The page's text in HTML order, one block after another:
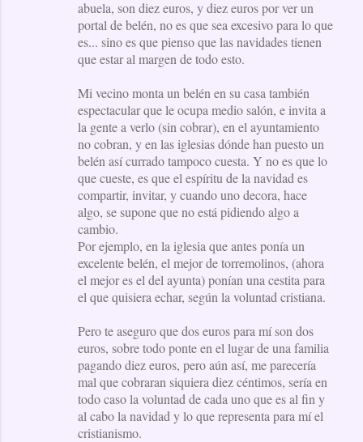
abuela, son diez euros, y diez euros por ver un
portal de belén, no es que sea excesivo para lo que
es... sino es que pienso que las navidades tienen
que estar al margen de todo esto.
Mi vecino monta un belén en su casa también
espectacular que le ocupa medio salón, e invita a
la gente a verlo (sin cobrar), en el ayuntamiento
no cobran, y en las iglesias dónde han puesto un
belén así currado tampoco cuesta. Y no es que lo
que cueste, es que el espíritu de la navidad es
compartir, invitar, y cuando uno decora, hace
algo, se supone que no está pidiendo algo a
cambio.
Por ejemplo, en la iglesia que antes ponía un
excelente belén, el mejor de torremolinos, (ahora
el mejor es el del ayunta) ponían una cestita para
el que quisiera echar, según la voluntad cristiana.
Pero te aseguro que dos euros para mí son dos
euros, sobre todo ponte en el lugar de una familia
pagando diez euros, pero aún así, me parecería
mal que cobraran siquiera diez céntimos, sería en
todo caso la voluntad de cada uno que es al fin y
al cabo la navidad y lo que representa para mí el
cristianismo.